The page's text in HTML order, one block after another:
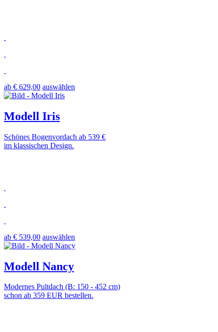
ab € 629,00 auswählen
Modell Iris
Schönes Bogenvordach ab 539 €
im klassischen Design.
ab € 539,00 auswählen
Modell Nancy
Modernes Pultdach (B: 150 - 452 cm)
schon ab 359 EUR bestellen.